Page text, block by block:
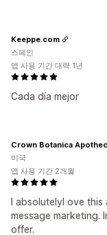
Cada día mejor
Keeppe.com
스페인
앱 사용 기간 대략 1년
I absolutelyl ove
message marketing.
offer.
Crown Botanica
미국
앱 사용 기간 2개월